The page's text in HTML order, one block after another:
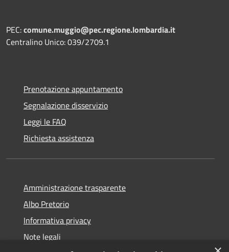
PEC:comune.muggio@pec.regione.lombardia.it
Centralino Unico: 039/2709.1
Prenotazione appuntamento
Segnalazione disservizio
Leggi le FAQ
Richiesta assistenza
Amministrazione trasparente
Albo Pretorio
Informativa privacy
Note legali